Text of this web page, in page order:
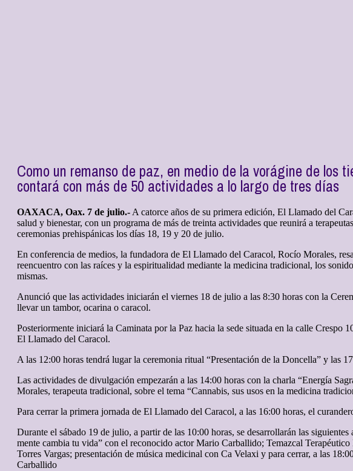
Como un remanso de paz, en medio de la vorágine de los
contará con más de 50 actividades a lo largo de tres días
OAXACA, Oax. 7 de julio.- A catorce años de su primera edición, El Llamado del
salud y bienestar, con un programa de más de treinta actividades que reunirá a
ceremonias prehispánicas los días 18, 19 y 20 de julio.
En conferencia de medios, la fundadora de El Llamado del Caracol, Rocío Morales,
reencuentro con las raíces y la espiritualidad mediante la medicina tradicional, los
mismas.
Anunció que las actividades iniciarán el viernes 18 de julio a las 8:30 horas con la
llevar un tambor, ocarina o caracol.
Posteriormente iniciará la Caminata por la Paz hacia la sede situada en la calle
El Llamado del Caracol.
A las 12:00 horas tendrá lugar la ceremonia ritual “Presentación de la Doncella” y las
Las actividades de divulgación empezarán a las 14:00 horas con la charla “Energía
Morales, terapeuta tradicional, sobre el tema “Cannabis, sus usos en la medicina
Para cerrar la primera jornada de El Llamado del Caracol, a las 16:00 horas, el
Durante el sábado 19 de julio, a partir de las 10:00 horas, se desarrollarán las
mente cambia tu vida” con el reconocido actor Mario Carballido; Temazcal
Torres Vargas; presentación de música medicinal con Ca Velaxi y para cerrar, a las
Carballido